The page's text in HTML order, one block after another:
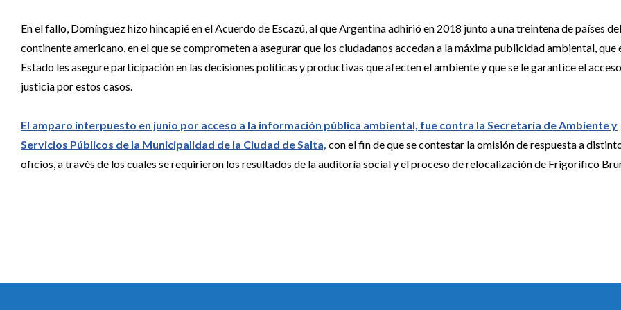
En el fallo, Domínguez hizo hincapié en el Acuerdo de Escazú, al que Argentina adhirió en 2018 junto a una treintena de países del
continente americano, en el que se comprometen a asegurar que los ciudadanos accedan a la máxima publicidad ambiental, que
Estado les asegure participación en las decisiones políticas y productivas que afecten el ambiente y que se le garantice el
justicia por estos casos.
El amparo interpuesto en junio por acceso a la información pública ambiental, fue contra la Secretaría de Ambiente y
Servicios Públicos de la Municipalidad de la Ciudad de Salta, con el fin de que se contestar la omisión de respuesta a
oficios, a través de los cuales se requirieron los resultados de la auditoría social y el proceso de relocalización de Frigorífico